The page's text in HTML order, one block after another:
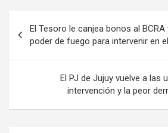
de
entradas
El Tesoro le canjea bonos al
poder de fuego para intervenir en
El PJ de Jujuy vuelve a las
intervención y la peor